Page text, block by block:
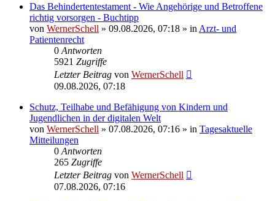
Das Behindertentestament - Wie Angehörige und Betroffene
richtig vorsorgen - Buchtipp
von WernerSchell » 09.08.2026, 07:18 » in Arzt- und
Patientenrecht
0 Antworten
5921 Zugriffe
Letzter Beitrag von WernerSchell
09.08.2026, 07:18
Schutz, Teilhabe und Befähigung von Kindern und
Jugendlichen in der digitalen Welt
von WernerSchell » 07.08.2026, 07:16 » in Tagesaktuelle
Mitteilungen
0 Antworten
265 Zugriffe
Letzter Beitrag von WernerSchell
07.08.2026, 07:16